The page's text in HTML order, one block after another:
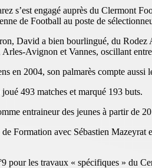
s’est engagé auprès du Clermont
de Football au poste de
David a bien bourlingué, du
Avignon et Vannes, oscillant
en 2004, son palmarès compte
493 matches et marqué 193 buts.
entraineur des jeunes à partir
Formation avec Sébastien
pour les travaux « spécifiques » du